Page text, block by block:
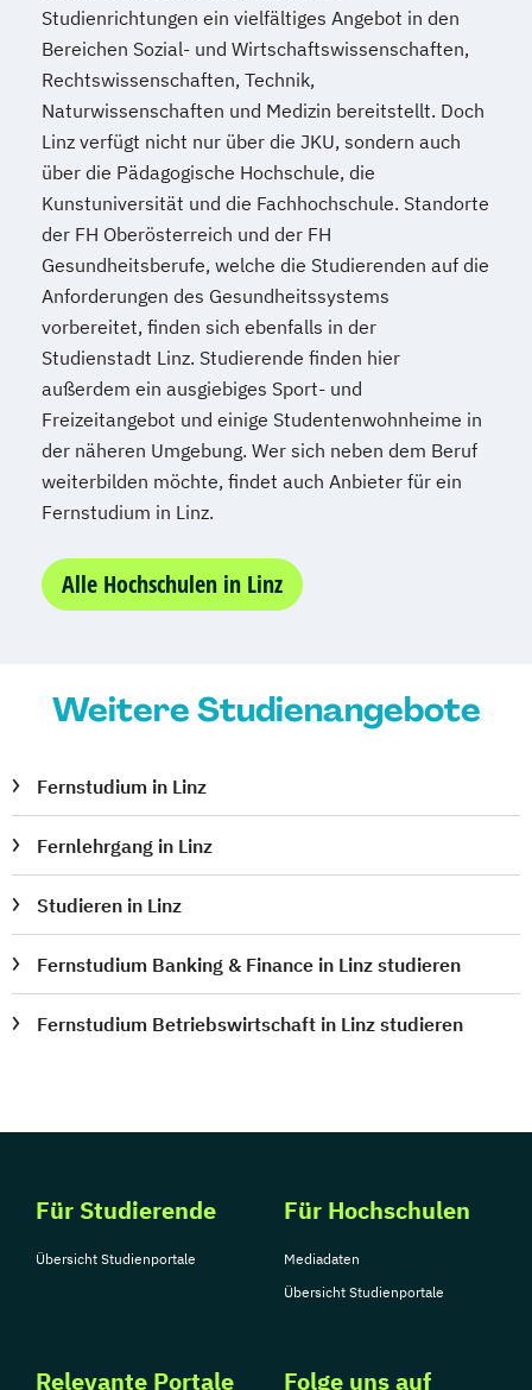
Studienrichtungen ein vielfältiges Angebot in den
Bereichen Sozial- und Wirtschaftswissenschaften,
Rechtswissenschaften, Technik,
Naturwissenschaften und Medizin bereitstellt. Doch
Linz verfügt nicht nur über die JKU, sondern auch
über die Pädagogische Hochschule, die
Kunstuniversität und die Fachhochschule. Standorte
der FH Oberösterreich und der FH
Gesundheitsberufe, welche die Studierenden auf die
Anforderungen des Gesundheitssystems
vorbereitet, finden sich ebenfalls in der
Studienstadt Linz. Studierende finden hier
außerdem ein ausgiebiges Sport- und
Freizeitangebot und einige Studentenwohnheime in
der näheren Umgebung. Wer sich neben dem Beruf
weiterbilden möchte, findet auch Anbieter für ein
Fernstudium in Linz.
Alle Hochschulen in Linz
Weitere Studienangebote
Fernstudium in Linz
Fernlehrgang in Linz
Studieren in Linz
Fernstudium Banking & Finance in Linz studieren
Fernstudium Betriebswirtschaft in Linz studieren
Für Studierende
Übersicht Studienportale
Für Hochschulen
Mediadaten
Übersicht Studienportale
Relevante Portale Folge uns auf